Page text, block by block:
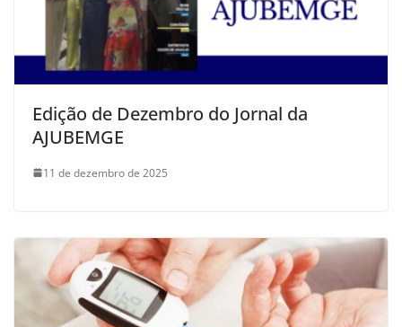
Edição de Dezembro do Jornal da
AJUBEMGE
11 de dezembro de 2025